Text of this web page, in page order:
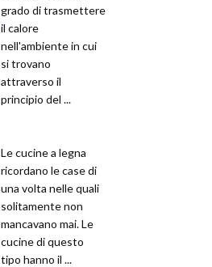
grado di trasmettere
il calore
nell'ambiente in cui
si trovano
attraverso il
principio del ...
Le cucine a legna
ricordano le case di
una volta nelle quali
solitamente non
mancavano mai. Le
cucine di questo
tipo hanno il ...